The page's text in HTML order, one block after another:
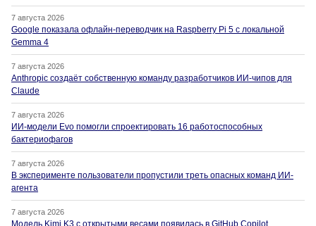
7 августа 2026
Google показала офлайн-переводчик на Raspberry Pi 5 с локальной
Gemma 4
7 августа 2026
Anthropic создаёт собственную команду разработчиков ИИ-чипов для
Claude
7 августа 2026
ИИ-модели Evo помогли спроектировать 16 работоспособных
бактериофагов
7 августа 2026
В эксперименте пользователи пропустили треть опасных команд ИИ-
агента
7 августа 2026